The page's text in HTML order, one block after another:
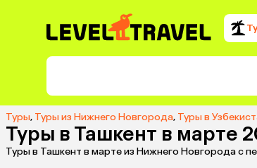
Туры, Туры из Нижнего Новгорода, Туры в
Туры в Ташкент в марте
Туры в Ташкент в марте из Нижнего Новгорода с